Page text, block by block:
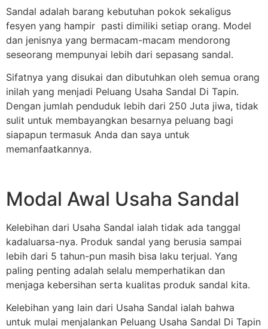
Sandal adalah barang kebutuhan pokok sekaligus
fesyen yang hampir pasti dimiliki setiap orang. Model
dan jenisnya yang bermacam-macam mendorong
seseorang mempunyai lebih dari sepasang sandal.
Sifatnya yang disukai dan dibutuhkan oleh semua orang
inilah yang menjadi Peluang Usaha Sandal Di Tapin.
Dengan jumlah penduduk lebih dari 250 Juta jiwa, tidak
sulit untuk membayangkan besarnya peluang bagi
siapapun termasuk Anda dan saya untuk
memanfaatkannya.
Modal Awal Usaha Sandal
Kelebihan dari Usaha Sandal ialah tidak ada tanggal
kadaluarsa-nya. Produk sandal yang berusia sampai
lebih dari 5 tahun-pun masih bisa laku terjual. Yang
paling penting adalah selalu memperhatikan dan
menjaga kebersihan serta kualitas produk sandal kita.
Kelebihan yang lain dari Usaha Sandal ialah bahwa
untuk mulai menjalankan Peluang Usaha Sandal Di Tapin